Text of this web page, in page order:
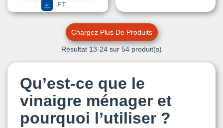
FT
Chargez Plus De Produits
Résultat 13-24 sur 54 produit(s)
Qu’est-ce que le
vinaigre ménager et
pourquoi l’utiliser ?